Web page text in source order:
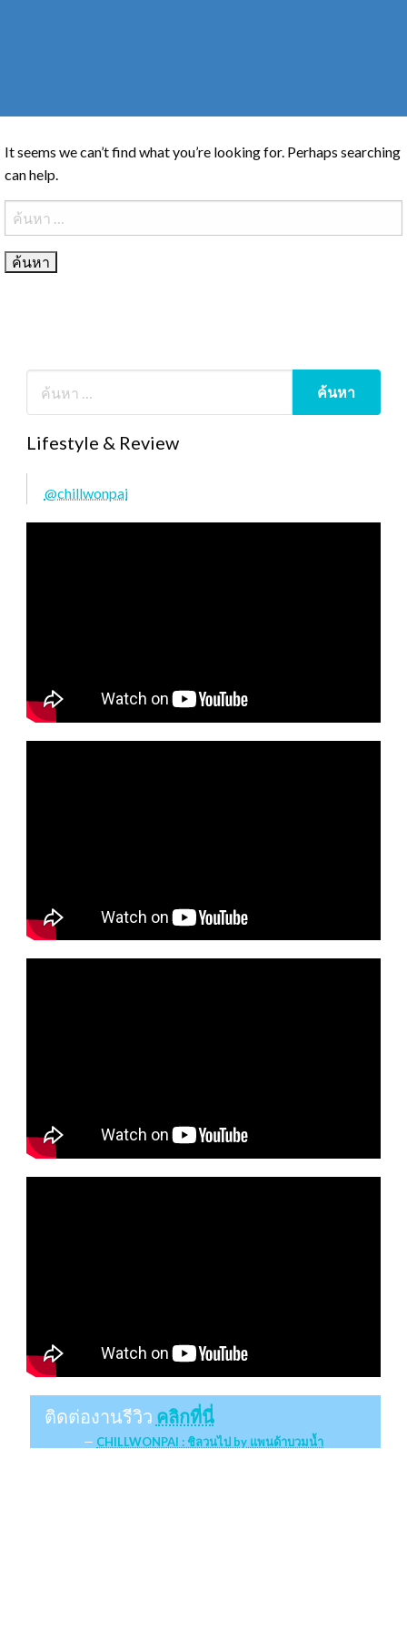
It seems we can’t find what you’re looking for. Perhaps searching
can help.
ค้นหา
สำหรับ:
Lifestyle & Review
@chillwonpai
ติดต่องานรีวิว คลิกที่นี่
CHILLWONPAI : ชิลวนไป by แพนด้าบวมน้ำ